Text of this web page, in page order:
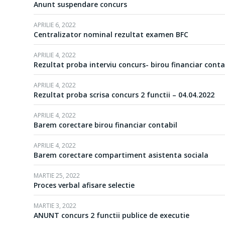
Anunt suspendare concurs
APRILIE 6, 2022
Centralizator nominal rezultat examen BFC
APRILIE 4, 2022
Rezultat proba interviu concurs- birou financiar
APRILIE 4, 2022
Rezultat proba scrisa concurs 2 functii – 04.04.2022
APRILIE 4, 2022
Barem corectare birou financiar contabil
APRILIE 4, 2022
Barem corectare compartiment asistenta sociala
MARTIE 25, 2022
Proces verbal afisare selectie
MARTIE 3, 2022
ANUNT concurs 2 functii publice de executie